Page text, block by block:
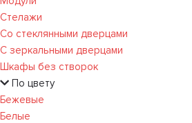
Стелажи
Со стеклянными дверцами
С зеркальными дверцами
Шкафы без створок
По цвету
Бежевые
Белые